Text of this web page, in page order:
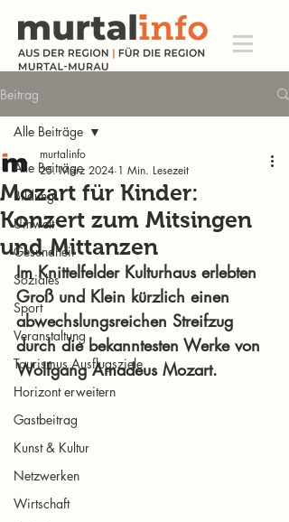
Beitrag
Alle Beiträge
Bildung
Umwelt
Gesundheit
Soziales
Sport
Veranstaltung
Tourismus Ausflugsziele
Horizont erweitern
Gastbeitrag
Kunst & Kultur
Netzwerken
Wirtschaft
Alle Beiträge
Mozart für Kinder:
Konzert zum Mitsingen
und Mittanzen
murtalinfo
25. März 2024 1 Min. Lesezeit
Im Knittelfelder Kulturhaus erlebten
Groß und Klein kürzlich einen
abwechslungsreichen Streifzug
durch die bekanntesten Werke von
Wolfgang Amadeus Mozart.